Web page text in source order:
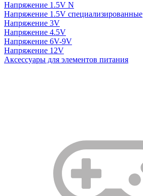
Напряжение 1.5V N
Напряжение 1.5V специализированные
Напряжение 3V
Напряжение 4.5V
Напряжение 6V-9V
Напряжение 12V
Аксессуары для элементов питания